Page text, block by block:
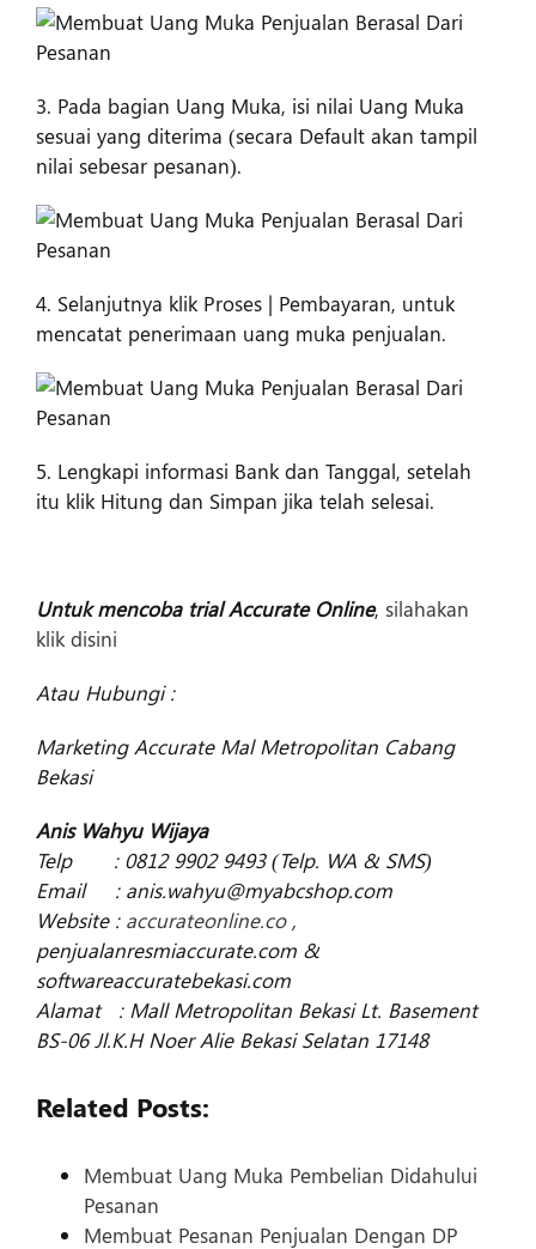
3. Pada bagian Uang Muka, isi nilai Uang Muka
sesuai yang diterima (secara Default akan tampil
nilai sebesar pesanan).
4. Selanjutnya klik Proses | Pembayaran, untuk
mencatat penerimaan uang muka penjualan.
5. Lengkapi informasi Bank dan Tanggal, setelah
itu klik Hitung dan Simpan jika telah selesai.
Untuk mencoba trial Accurate Online, silahakan
klik disini
Atau Hubungi :
Marketing Accurate Mal Metropolitan Cabang
Bekasi
Anis Wahyu Wijaya
Telp : 0812 9902 9493 (Telp. WA & SMS)
Email : anis.wahyu@myabcshop.com
Website : accurateonline.co,
penjualanresmiaccurate.com &
softwareaccuratebekasi.com
Alamat : Mall Metropolitan Bekasi Lt. Basement
BS-06 Jl.K.H Noer Alie Bekasi Selatan 17148
Related Posts:
Membuat Uang Muka Pembelian Didahului
Pesanan
Membuat Pesanan Penjualan Dengan DP